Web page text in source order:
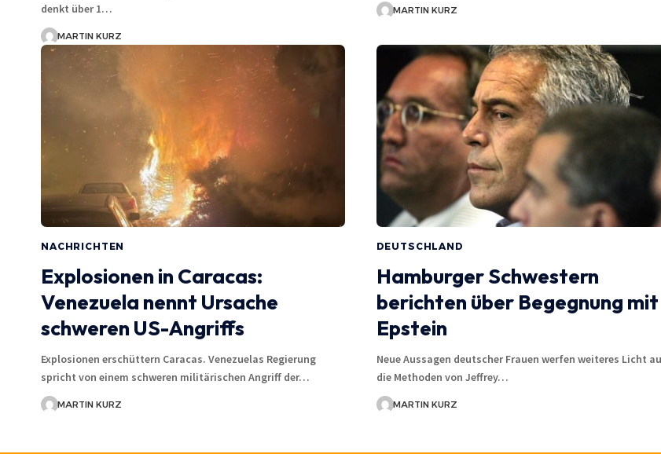
denkt über 1…
MARTIN KURZ
MARTIN KURZ
NACHRICHTEN
Explosionen in Caracas:
Venezuela nennt Ursache
schweren US-Angriffs
Explosionen erschüttern Caracas. Venezuelas Regierung
spricht von einem schweren militärischen Angriff der…
MARTIN KURZ
DEUTSCHLAND
Hamburger Schwestern
berichten über Begegnung mit
Epstein
Neue Aussagen deutscher Frauen werfen weiteres Licht
die Methoden von Jeffrey…
MARTIN KURZ